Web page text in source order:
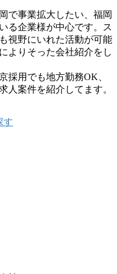
で事業拡⼤したい、福岡
る企業様が中⼼です。ス
視野にいれた活動が可能
よりそった会社紹介をし
採⽤でも地⽅勤務OK、
⼈案件を紹介してます。
す